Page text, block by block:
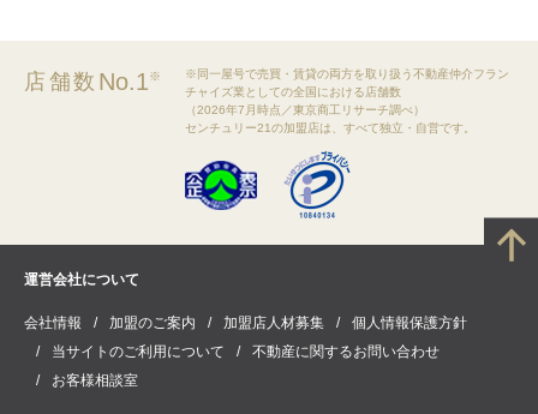
店舗数 No.1※
※同一屋号で売買・賃貸の両方を取り扱う不動産仲介フラン
チャイズ業としての全国における店舗数
（2026年7月時点／東京商工リサーチ調べ）
センチュリー21の加盟店は、すべて独立・自営です。
運営会社について
会社情報 加盟のご案内 加盟店人材募集
個人情報保護方針
当サイトのご利用について
不動産に関するお問い合わせ
お客様相談室